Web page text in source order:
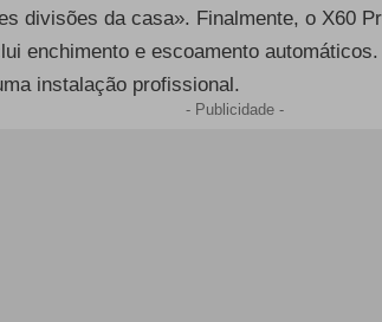
divisões da casa». Finalmente, o X60
enchimento e escoamento
instalação profissional.
- Publicidade -